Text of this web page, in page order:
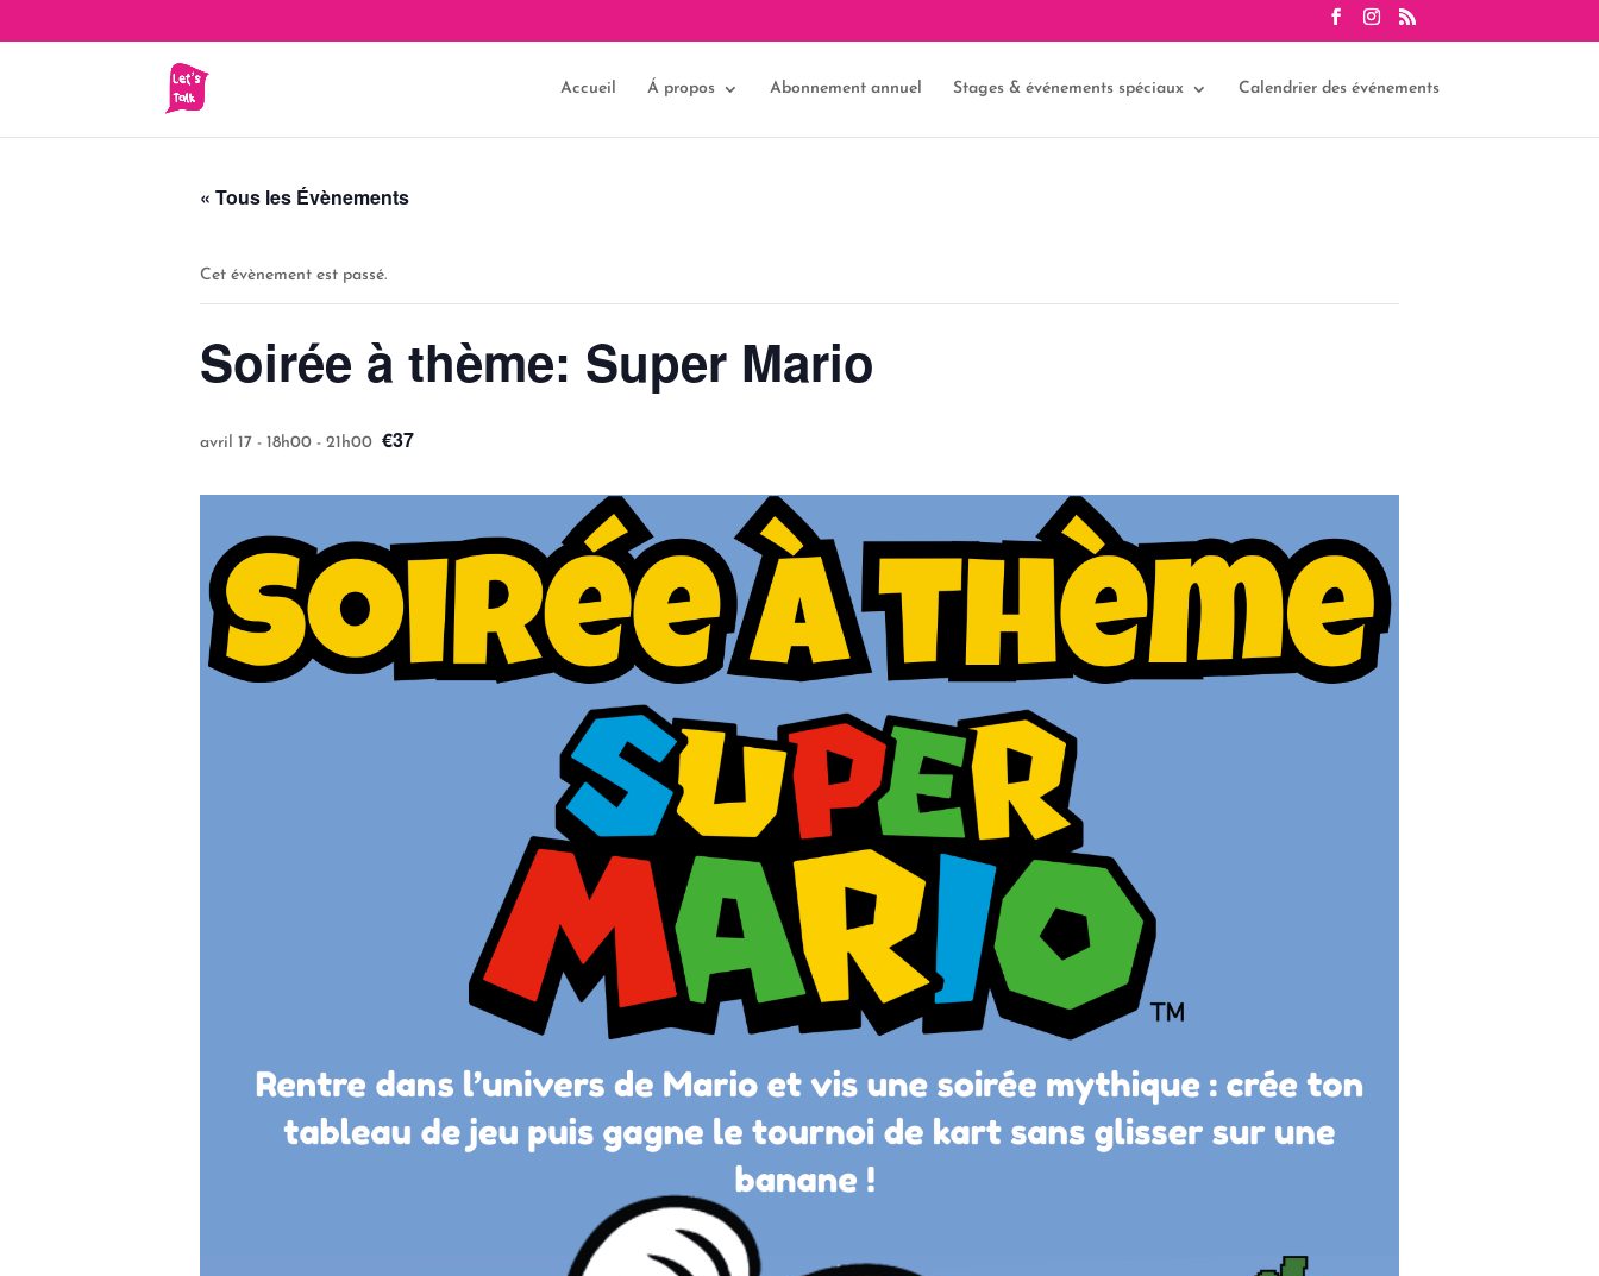
Accueil Á propos Abonnement annuel Stages & événements spéciaux Calendrier des événements
« Tous les Évènements
Cet évènement est passé.
Soirée à thème: Super Mario
avril 17 - 18h00 - 21h00 €37